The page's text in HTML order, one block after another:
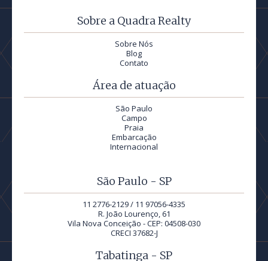
Sobre a Quadra Realty
Sobre Nós
Blog
Contato
Área de atuação
São Paulo
Campo
Praia
Embarcação
Internacional
São Paulo - SP
11 2776-2129 / 11 97056-4335
R. João Lourenço, 61
Vila Nova Conceição - CEP: 04508-030
CRECI 37682-J
Tabatinga - SP